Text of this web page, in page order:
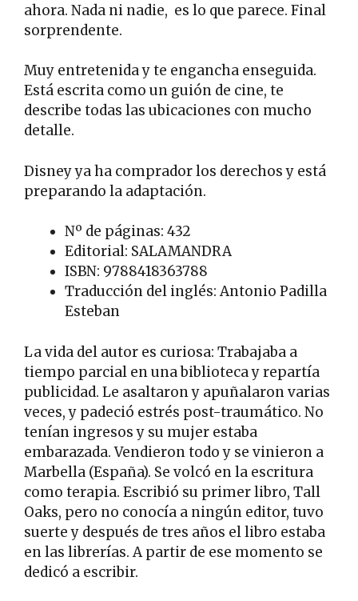
ahora. Nada ni nadie, es lo que parece. Final
sorprendente.
Muy entretenida y te engancha enseguida.
Está escrita como un guión de cine, te
describe todas las ubicaciones con mucho
detalle.
Disney ya ha comprador los derechos y está
preparando la adaptación.
Nº de páginas: 432
Editorial: SALAMANDRA
ISBN: 9788418363788
Traducción del inglés: Antonio Padilla
Esteban
La vida del autor es curiosa: Trabajaba a
tiempo parcial en una biblioteca y repartía
publicidad. Le asaltaron y apuñalaron varias
veces, y padeció estrés post-traumático. No
tenían ingresos y su mujer estaba
embarazada. Vendieron todo y se vinieron a
Marbella (España). Se volcó en la escritura
como terapia. Escribió su primer libro, Tall
Oaks, pero no conocía a ningún editor, tuvo
suerte y después de tres años el libro estaba
en las librerías. A partir de ese momento se
dedicó a escribir.